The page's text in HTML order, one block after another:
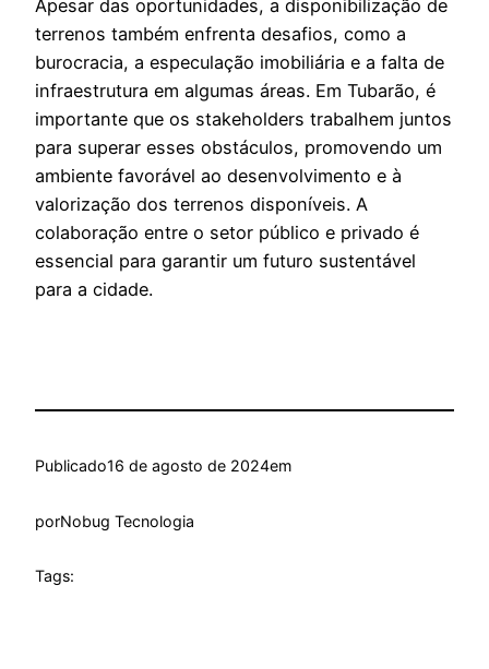
Apesar das oportunidades, a disponibilização de
terrenos também enfrenta desafios, como a
burocracia, a especulação imobiliária e a falta de
infraestrutura em algumas áreas. Em Tubarão, é
importante que os stakeholders trabalhem juntos
para superar esses obstáculos, promovendo um
ambiente favorável ao desenvolvimento e à
valorização dos terrenos disponíveis. A
colaboração entre o setor público e privado é
essencial para garantir um futuro sustentável
para a cidade.
Publicado16 de agosto de 2024em
porNobug Tecnologia
Tags: